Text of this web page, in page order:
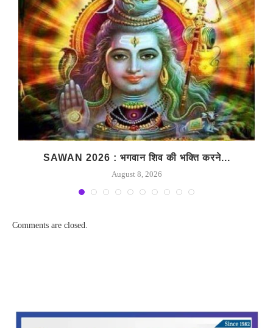
SAWAN 2026 : भगवान शिव की भक्ति करने...
August 8, 2026
Comments are closed.